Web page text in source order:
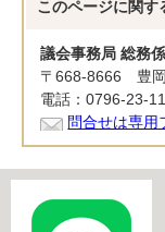
このページに関す
議会事務局 総務係
〒668-8666 豊
電話：0796-23-
問合せは専用